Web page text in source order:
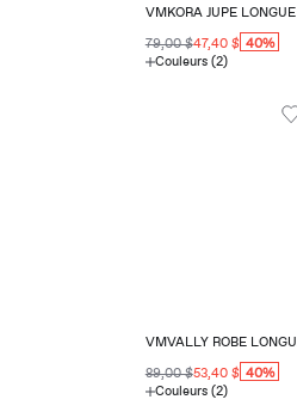
VMKORA JUPE LONGUE
79,00 $47,40 $ 40%
Couleurs (2)
89,00 $53,40 $ 40%
Couleurs (2)